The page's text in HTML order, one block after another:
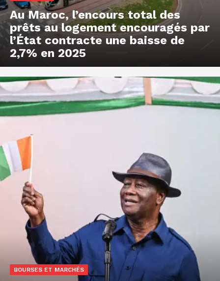
Au Maroc, l’encours total des
prêts au logement encouragés par
l’État contracte une baisse de
2,7% en 2025
BOURSES ET MARCHÉS